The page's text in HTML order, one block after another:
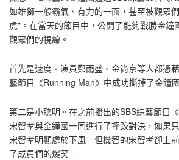
如雄獅一般霸氣、有力的一面，甚至被觀眾
虎"。在當天的節目中，公開了能夠戰勝金鐘
觀眾們的視線。
首先是速度。演員鄭雨盛、金尚京等人都憑
藝節目《Running Man》中成功撕掉了金鐘
第二是小聰明。在之前播出的SBS綜藝節目
宋智孝與金鐘國一同進行了摔跤對決，如果
宋智孝明顯處於下風。但機智的宋智孝卻上
了成員們的爆笑。